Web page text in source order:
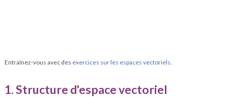
Entraînez-vous avec des exercices sur les espaces vectoriels
1. Structure d'espace vectoriel